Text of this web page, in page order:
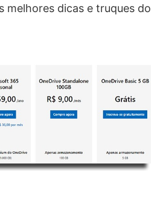
melhores dicas e truques do